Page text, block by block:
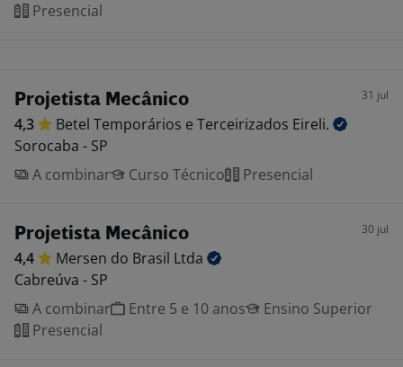
Presencial
Projetista Mecânico 31 jul
4,3 Betel Temporários e Terceirizados Eireli.
Sorocaba - SP
A combinar
Curso Técnico Presencial
Projetista Mecânico 30 jul
4,4 Mersen do Brasil Ltda
Cabreúva - SP
A combinar
Entre 5 e 10 anos
Ensino Superior
Presencial